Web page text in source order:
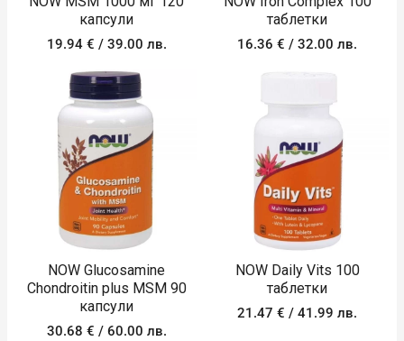
капсули
19.94 € / 39.00 лв.
таблетки
16.36€ / 32.00 лв.
NOW Glucosamine
Chondroitin plus MSM 90
капсули
30.68 € / 60.00 лв.
NOW Daily Vits 100
таблетки
21.47€ / 41.99 лв.